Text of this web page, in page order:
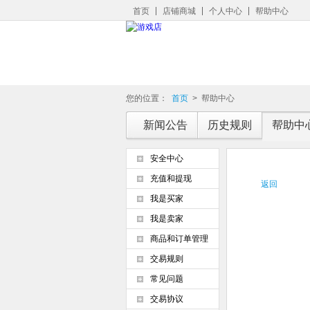
首页 店铺商城 个人中心 帮助中心
您的位置： 首页 > 帮助中心
新闻公告 历史规则 帮助中
返回
安全中心
充值和提现
我是买家
我是卖家
商品和订单管理
交易规则
常见问题
交易协议